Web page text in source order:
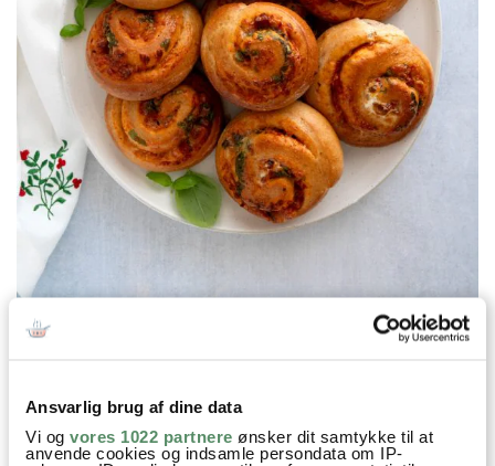
Ansvarlig brug af dine data
Vi og vores 1022 partnere ønsker dit samtykke til at
anvende cookies og indsamle persondata om IP-